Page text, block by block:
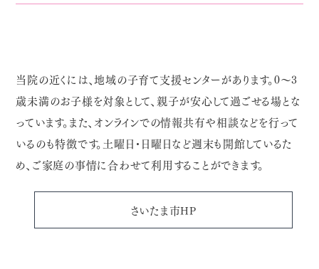
当院の近くには、地域の子育て支援センターがあります。0～3
歳未満のお子様を対象として、親子が安心して過ごせる場とな
っています。また、オンラインでの情報共有や相談などを行って
いるのも特徴です。土曜日・日曜日など週末も開館しているた
め、ご家庭の事情に合わせて利用することができます。
さいたま市HP